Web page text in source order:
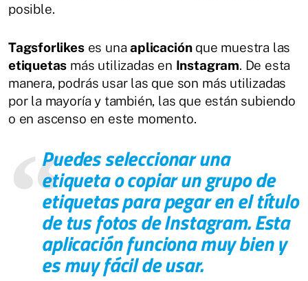
posible.
Tagsforlikeses unaaplicaciónque muestra las
etiquetas más utilizadas en Instagram. De esta
manera, podrás usar las que son más utilizadas
por la mayoría y también, las que están subiendo
o en ascenso en este momento.
Puedes seleccionar una
etiqueta o copiar un grupo de
etiquetas para pegar en el título
de tus fotos deInstagram. Esta
aplicación funciona muy bien y
es muy fácil de usar.